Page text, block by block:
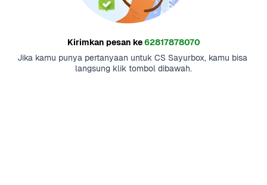
Kirimkan pesan ke62817878070
Jika kamu punya pertanyaan untuk CS Sayurbox, kamu bisa
langsung klik tombol dibawah.